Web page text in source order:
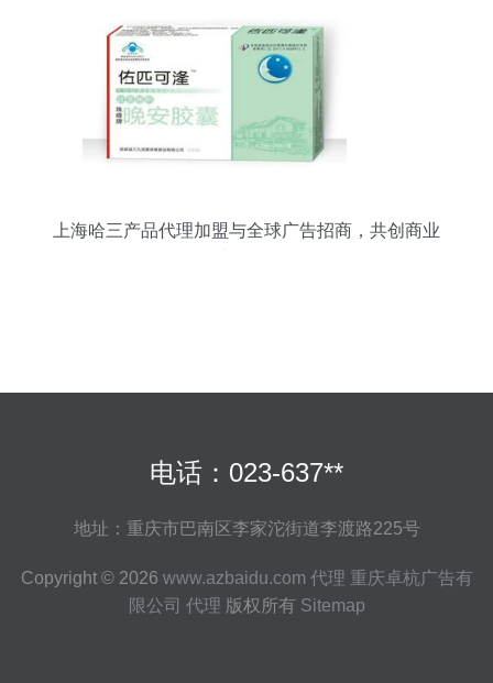
上海哈三产品代理加盟与全球广告招商，共创商业
电话：023-637**
地址：重庆市巴南区李家沱街道李渡路225号
Copyright © 2026 www.azbaidu.com 代理 重庆卓杭广告有
限公司 代理 版权所有 Sitemap